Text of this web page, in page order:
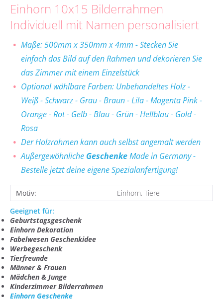
Einhorn 10x15 Bilderrahmen
Individuell mit Namen personalisiert
Maße: 500mm x 350mm x 4mm - Stecken Sie
einfach das Bild auf den Rahmen und dekorieren Sie
das Zimmer mit einem Einzelstück
Optional wählbare Farben: Unbehandeltes Holz -
Weiß - Schwarz - Grau - Braun - Lila - Magenta Pink -
Orange - Rot - Gelb - Blau - Grün - Hellblau - Gold -
Rosa
Der Holzrahmen kann auch selbst angemalt werden
Außergewöhnliche GeschenkeMade in Germany -
Bestelle jetzt deine eigene Spezialanfertigung!
Motiv:
Einhorn, Tiere
Geeignet für:
Geburtstagsgeschenk
Einhorn Dekoration
Fabelwesen Geschenkidee
Werbegeschenk
Tierfreunde
Männer & Frauen
Mädchen & Junge
Kinderzimmer Bilderrahmen
Einhorn Geschenke